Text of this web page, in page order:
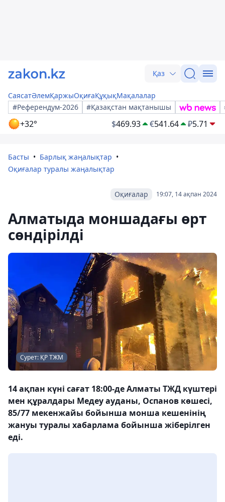
Қаз
СаясатӘлемҚаржыОқиғаҚұқықМақалалар
#Референдум-2026
#Қазақстан мақтанышы
+32° $469.93 €541.64 ₽5.71
Басты
Барлық жаңалықтар
Оқиғалар туралы жаңалықтар
19:07, 14 ақпан 2024
Оқиғалар
Алматыда моншадағы өрт
сөндірілді
Сурет: ҚР ТЖМ
14 ақпан күні сағат 18:00-де Алматы ТЖД күштері
мен құралдары Медеу ауданы, Оспанов көшесі,
85/77 мекенжайы бойынша монша кешенінің
жануы туралы хабарлама бойынша жіберілген
еді.